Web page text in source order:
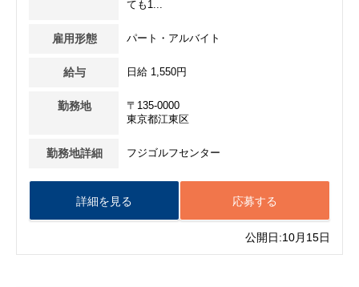
ても1...
雇用形態 パート・アルバイト
給与 日給 1,550円
勤務地
〒135-0000
東京都江東区
勤務地詳細 フジゴルフセンター
応募する
詳細を見る
公開日:10月15日